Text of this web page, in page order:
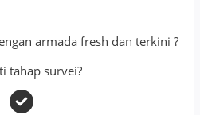
armada fresh dan terkini ?
tahap survei?